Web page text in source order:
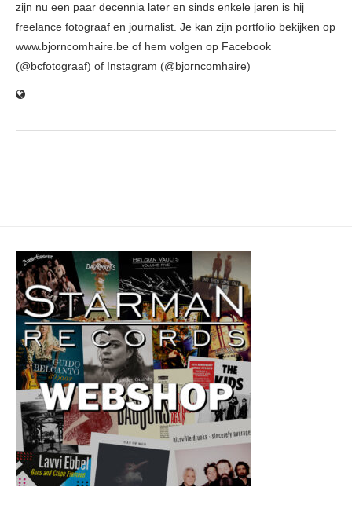
zijn nu een paar decennia later en sinds enkele jaren is hij
freelance fotograaf en journalist. Je kan zijn portfolio bekijken op
www.bjorncomhaire.be of hem volgen op Facebook
(@bcfotograaf) of Instagram (@bjorncomhaire)